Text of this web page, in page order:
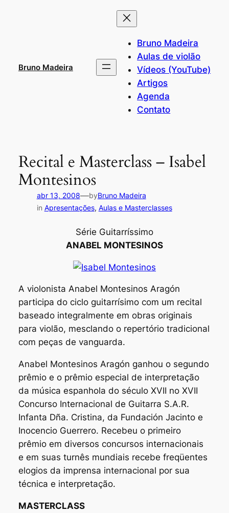
Bruno Madeira
Bruno Madeira
Aulas de violão
Vídeos (YouTube)
Artigos
Agenda
Contato
Recital e Masterclass – Isabel
Montesinos
abr 13, 2008—byBruno Madeira
in Apresentações, Aulas e Masterclasses
Série Guitarríssimo
ANABEL MONTESINOS
A violonista Anabel Montesinos Aragón
participa do ciclo guitarrísimo com um recital
baseado integralmente em obras originais
para violão, mesclando o repertório tradicional
com peças de vanguarda.
Anabel Montesinos Aragón ganhou o segundo
prêmio e o prêmio especial de interpretação
da música espanhola do século XVII no XVII
Concurso Internacional de Guitarra S.A.R.
Infanta Dña. Cristina, da Fundación Jacinto e
Inocencio Guerrero. Recebeu o primeiro
prêmio em diversos concursos internacionais
e em suas turnês mundiais recebe freqüentes
elogios da imprensa internacional por sua
técnica e interpretação.
MASTERCLASS